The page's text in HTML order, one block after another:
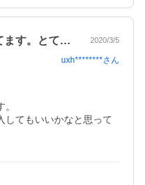
サイズ肌触りともに満足してます。とても… 2020/3/5
uxh********さん
してもいいかなと思って